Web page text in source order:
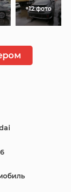
+12 фото